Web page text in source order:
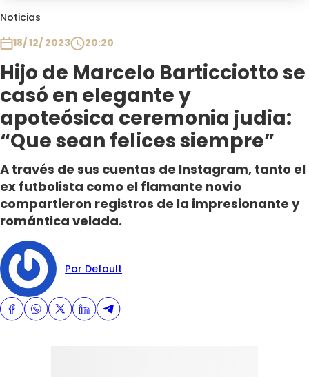
Noticias
18/ 12/ 2023
20:20
Hijo de Marcelo Barticciotto se
casó en elegante y
apoteósica ceremonia judia:
“Que sean felices siempre”
A través de sus cuentas de Instagram, tanto el
ex futbolista como el flamante novio
compartieron registros de la impresionante y
romántica velada.
Por Default
Plan Perfecto
El Tiempo
Sabingo
Todos Los Programas